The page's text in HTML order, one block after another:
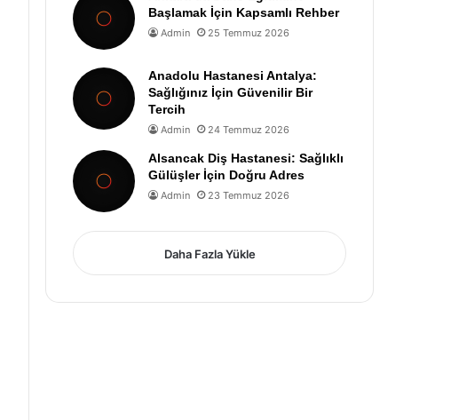
Başlamak İçin Kapsamlı Rehber
Admin 25 Temmuz 2026
Anadolu Hastanesi Antalya:
Sağlığınız İçin Güvenilir Bir
Tercih
Admin 24 Temmuz 2026
Alsancak Diş Hastanesi: Sağlıklı
Gülüşler İçin Doğru Adres
Admin 23 Temmuz 2026
Daha Fazla Yükle